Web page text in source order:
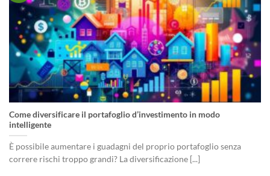
Come diversificare il portafoglio d’investimento in modo
intelligente
È possibile aumentare i guadagni del proprio portafoglio senza
correre rischi troppo grandi? La diversificazione [...]